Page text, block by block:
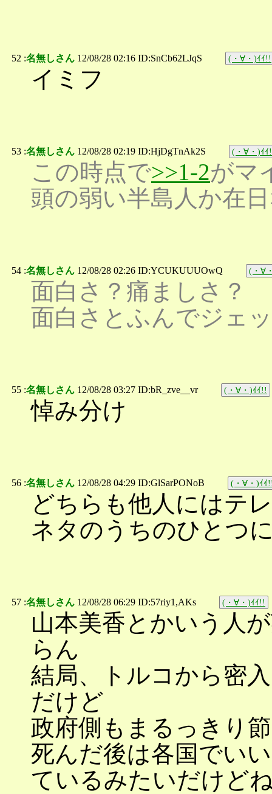
52 :名無しさん 12/08/28 02:16 ID:SnCb62LJqS (・∀・)ｲｲ!!
イミフ
53 :名無しさん 12/08/28 02:19 ID:HjDgTnAk2S (・∀・)ｲｲ
この時点で>>1-2がマ
頭の弱い半島人か在
54 :名無しさん 12/08/28 02:26 ID:YCUKUUUOwQ (・∀
面白さ？痛ましさ？
面白さとふんでジェ
55 :名無しさん 12/08/28 03:27 ID:bR_zve__vr (・∀・)ｲｲ!!
悼み分け
56 :名無しさん 12/08/28 04:29 ID:GlSarPONoB (・∀・)ｲｲ
どちらも他人にはテ
ネタのうちのひとつ
57 :名無しさん 12/08/28 06:29 ID:57riy1,AKs (・∀・)ｲｲ!!
山本美香とかいう人
らん
結局、トルコから密
だけど
政府側もまるっきり
死んだ後は各国でい
ているみたいだけど